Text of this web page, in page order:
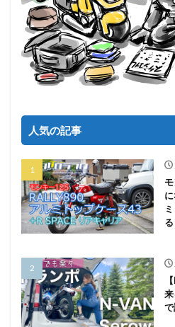
人気の記事
る
で